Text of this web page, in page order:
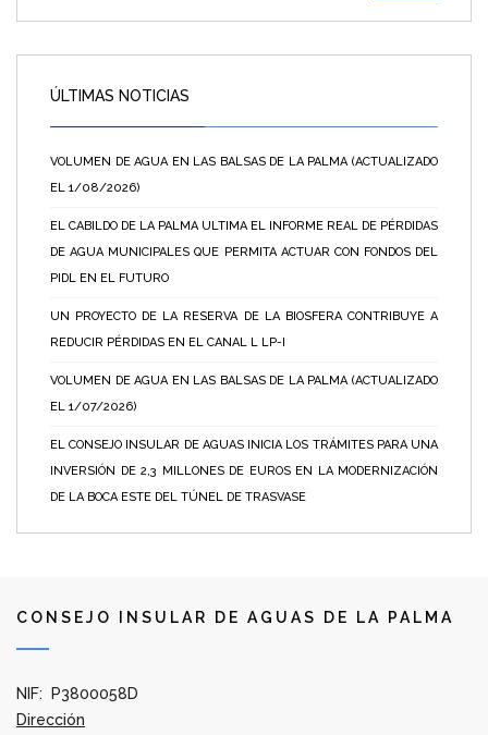
ÚLTIMAS NOTICIAS
VOLUMEN DE AGUA EN LAS BALSAS DE LA PALMA (ACTUALIZADO
EL 1/08/2026)
EL CABILDO DE LA PALMA ULTIMA EL INFORME REAL DE PÉRDIDAS
DE AGUA MUNICIPALES QUE PERMITA ACTUAR CON FONDOS DEL
PIDL EN EL FUTURO
UN PROYECTO DE LA RESERVA DE LA BIOSFERA CONTRIBUYE A
REDUCIR PÉRDIDAS EN EL CANAL L LP-I
VOLUMEN DE AGUA EN LAS BALSAS DE LA PALMA (ACTUALIZADO
EL 1/07/2026)
EL CONSEJO INSULAR DE AGUAS INICIA LOS TRÁMITES PARA UNA
INVERSIÓN DE 2,3 MILLONES DE EUROS EN LA MODERNIZACIÓN
DE LA BOCA ESTE DEL TÚNEL DE TRASVASE
CONSEJO INSULAR DE AGUAS DE LA PALMA
NIF: P3800058D
Dirección